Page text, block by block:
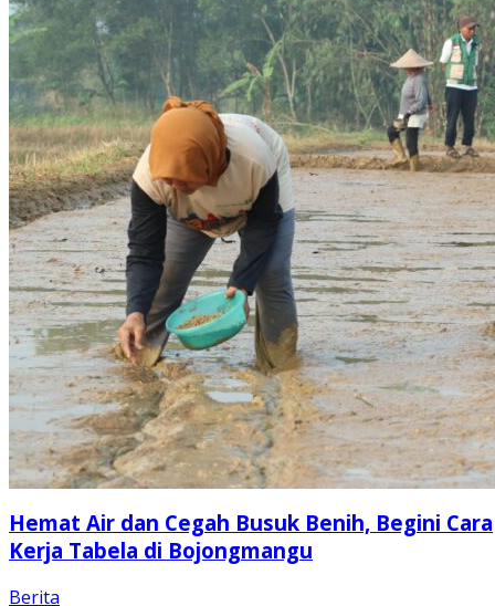
Hemat Air dan Cegah Busuk Benih, Begini Cara
Kerja Tabela di Bojongmangu
Berita